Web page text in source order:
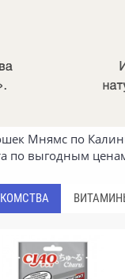
Мнямс по
по выгодным